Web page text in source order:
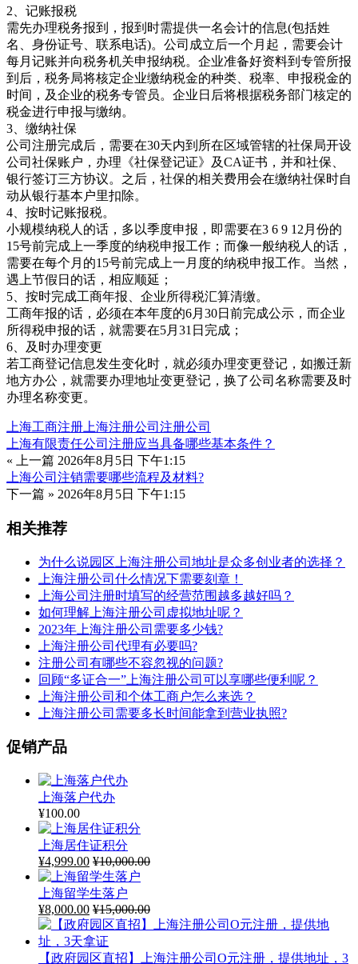
4、按时记账报税。
小规模纳税人的话，多以季度申报，即需要在3 6 9 12月份的
15号前完成上一季度的纳税申报工作；而像一般纳税人的话，
需要在每个月的15号前完成上一月度的纳税申报工作。当然，
遇上节假日的话，相应顺延；
5、按时完成工商年报、企业所得税汇算清缴。
工商年报的话，必须在本年度的6月30日前完成公示，而企业
所得税申报的话，就需要在5月31日完成；
6、及时办理变更
若工商登记信息发生变化时，就必须办理变更登记，如搬迁新
地方办公，就需要办理地址变更登记，换了公司名称需要及时
办理名称变更。
上海工商注册上海注册公司注册公司
上海有限责任公司注册应当具备哪些基本条件？
« 上一篇 2026年8月5日 下午1:15
上海公司注销需要哪些流程及材料?
下一篇 » 2026年8月5日 下午1:15
相关推荐
为什么说园区上海注册公司地址是众多创业者的选择？
上海注册公司什么情况下需要刻章！
上海公司注册时填写的经营范围越多越好吗？
如何理解上海注册公司虚拟地址呢？
2023年上海注册公司需要多少钱?
上海注册公司代理有必要吗?
注册公司有哪些不容忽视的问题?
回顾“多证合一”上海注册公司可以享哪些便利呢？
上海注册公司和个体工商户怎么来选？
上海注册公司需要多长时间能拿到营业执照?
促销产品
上海落户代办
¥100.00
上海居住证积分
¥4,999.00 ¥10,000.00
上海留学生落户
¥8,000.00 ¥15,000.00
天拿证
1.00 ¥ 500.00
最新知识
代理注册公司究竟有哪些好处呢？
2026年8月8日